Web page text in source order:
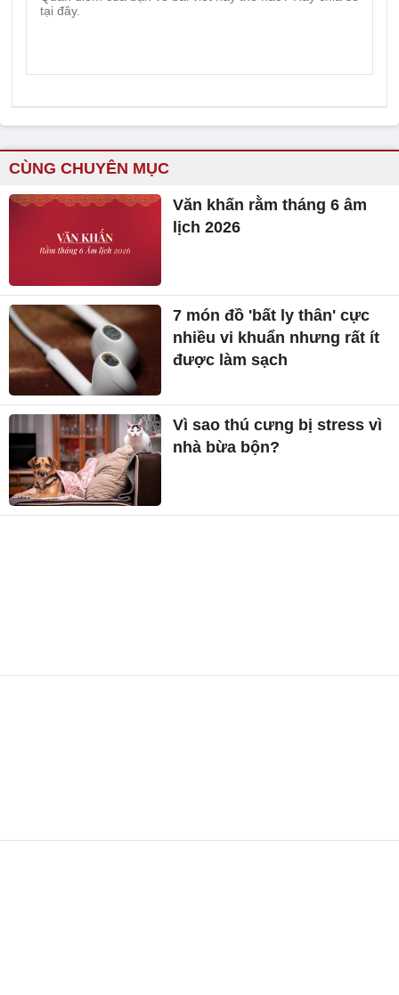
CÙNG CHUYÊN MỤC
Văn khấn rằm tháng 6 âm
lịch 2026
7 món đồ 'bất ly thân' cực
nhiều vi khuẩn nhưng rất ít
được làm sạch
Vì sao thú cưng bị stress vì
nhà bừa bộn?